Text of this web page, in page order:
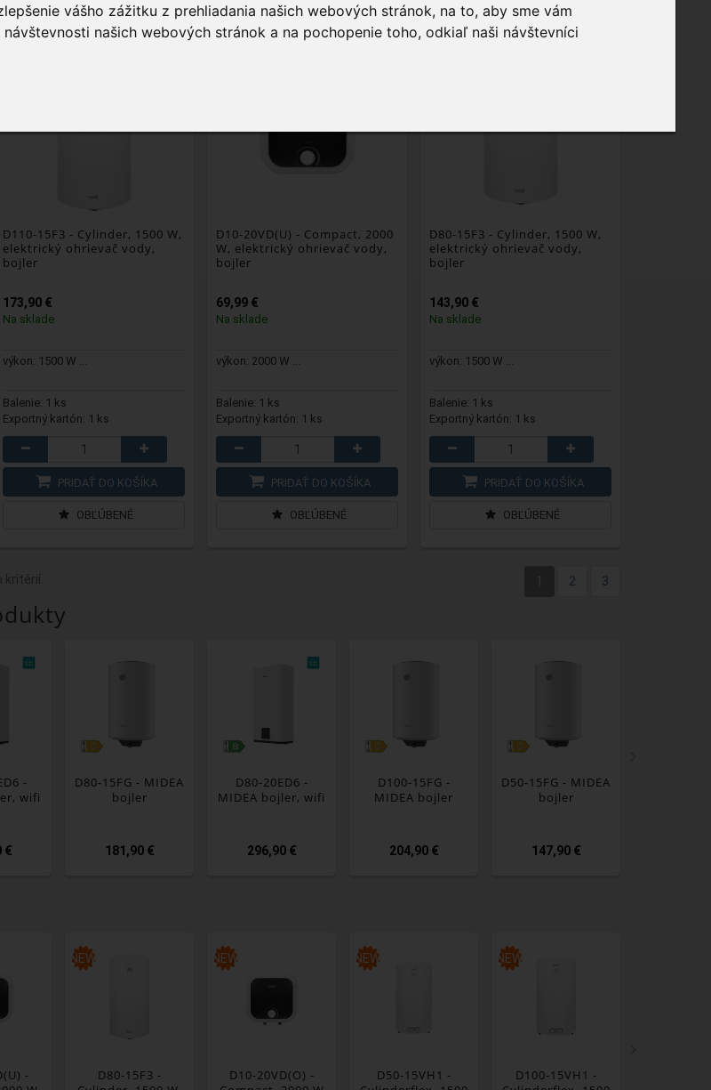
vášho zážitku z prehliadania našich webových stránok, na to, aby sme vám
našich webových stránok a na pochopenie toho, odkiaľ naši návštevníci
D110-15F3 - Cylinder, 1500 W,
elektrický ohrievač vody,
bojler
173,90 €
Na sklade
výkon: 1500 W ...
Balenie: 1 ks
Exportný kartón: 1 ks
PRIDAŤ DO KOŠÍKA
OBĽÚBENÉ
D10-20VD(U) - Compact, 2000
W, elektrický ohrievač vody,
bojler
69,99 €
Na sklade
výkon: 2000 W ...
Balenie: 1 ks
Exportný kartón: 1 ks
PRIDAŤ DO KOŠÍKA
OBĽÚBENÉ
D80-15F3 - Cylinder, 1500 W,
elektrický ohrievač vody,
bojler
143,90 €
Na sklade
výkon: 1500 W ...
Balenie: 1 ks
Exportný kartón: 1 ks
PRIDAŤ DO KOŠÍKA
OBĽÚBENÉ
kritérií. 2 3
-
wifi
€
D80-15FG - MIDEA
bojler
181,90 €
D80-20ED6 -
MIDEA bojler, wifi
296,90 €
D100-15FG -
MIDEA bojler
204,90 €
D50-15FG - MIDEA
bojler
147,90 €
-
NEW
D80-15F3 -
NEW
D10-20VD(O) -
NEW
D50-15VH1 -
NEW
D100-15VH1 -